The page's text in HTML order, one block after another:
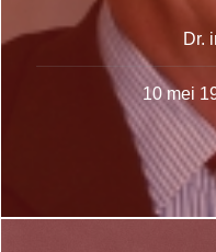
Dr.
10 mei